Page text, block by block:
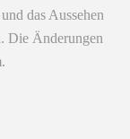
das Aussehen
Die Änderungen